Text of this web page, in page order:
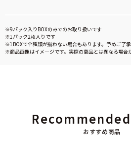
※9パック入りBOXのみでのお取り扱いです
※1パック2枚入りです
※1BOXで全種類が揃わない場合もあります。予めご了
※商品画像はイメージです。実際の商品とは異なる場合
おすすめ商品